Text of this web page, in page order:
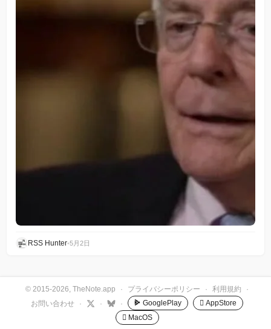
RSS Hunter•5月2日
© 2015-2026, TheNote.app · プライバシーポリシー · 利用規約
·
お問い合わせ
· · · GooglePlay
 AppStore
 MacOS